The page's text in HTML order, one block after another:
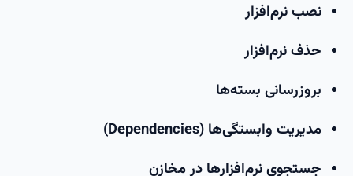
نصب نرم‌افزار
حذف نرم‌افزار
بروزرسانی بسته‌ها
مدیریت وابستگی‌ها (Dependencies)
جستجوی نرم‌افزارها در مخازن